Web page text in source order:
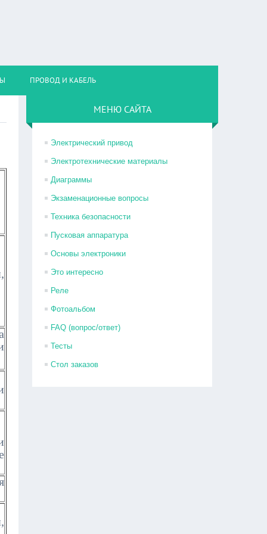
ПРОВОД И КАБЕЛЬ
МЕНЮ САЙТА
Электрический привод
Электротехнические материалы
Диаграммы
Экзаменационные вопросы
Техника безопасности
Пусковая аппаратура
Основы электроники
Это интересно
Реле
Фотоальбом
FAQ (вопрос/ответ)
Тесты
Стол заказов